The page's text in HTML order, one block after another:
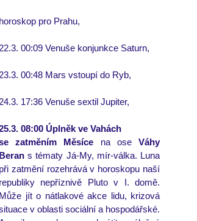
horoskop pro Prahu,
22.3. 00:09 Venuše konjunkce Saturn,
23.3. 00:48 Mars vstoupí do Ryb,
24.3. 17:36 Venuše sextil Jupiter,
08:00 Úplněk ve Vahách
zatměním Měsíce na ose Váhy
Beran s tématy Já-My, mír-válka. Luna
při zatmění rozehrává v horoskopu naší
republiky nepříznivě Pluto v I. domě.
Může jít o nátlakové akce lidu, krizová
v oblasti sociální a hospodářské.